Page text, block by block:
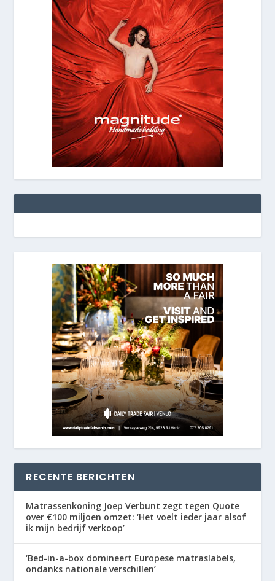
RECENTE BERICHTEN
Matrassenkoning Joep Verbunt zegt tegen Quote
over €100 miljoen omzet: ‘Het voelt ieder jaar alsof
ik mijn bedrijf verkoop’
‘Bed-in-a-box domineert Europese matraslabels,
ondanks nationale verschillen’